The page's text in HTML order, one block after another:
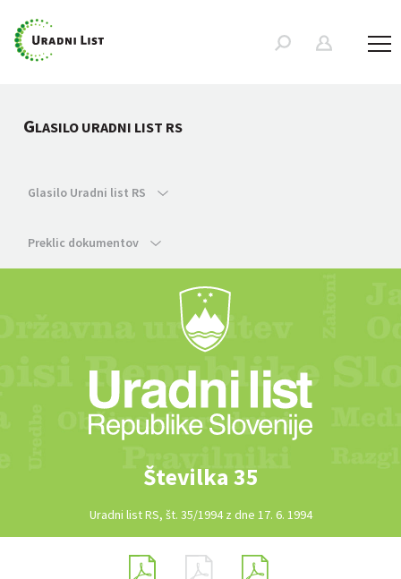
GLASILO URADNI LIST RS
Glasilo Uradni list RS
Preklic dokumentov
Številka 35
Uradni list RS, št. 35/1994 z dne 17. 6. 1994